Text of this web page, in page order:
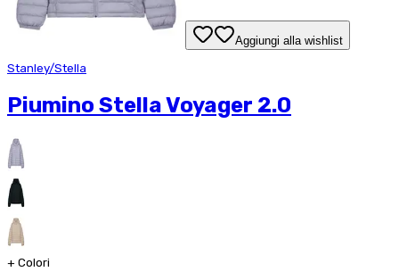
Aggiungi alla wishlist
Stanley/Stella
Piumino Stella Voyager 2.0
+ Colori